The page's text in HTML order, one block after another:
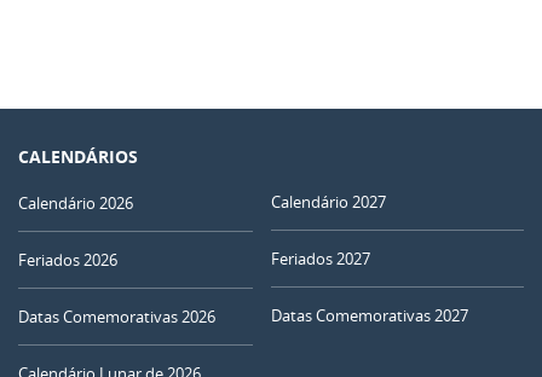
CALENDÁRIOS
Calendário 2026
Feriados 2026
Datas Comemorativas 2026
Calendário 2027
Feriados 2027
Datas Comemorativas 2027